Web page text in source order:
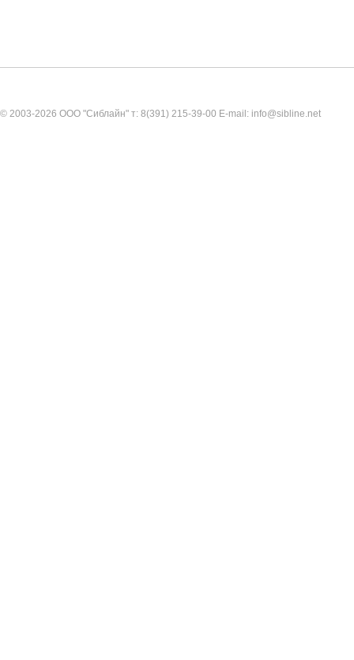
© 2003-2026 ООО "Сиблайн" т: 8(391) 215-39-00 E-mail: info@sibline.net